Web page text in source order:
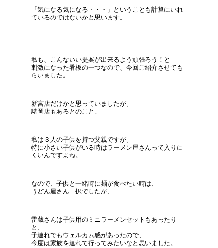
「気になる気になる・・・」ということも計算にいれ
ているのではないかと思います。
私も、こんないい提案が出来るよう頑張ろう！と
刺激になった看板の一つなので、今回ご紹介させても
らいました。
新宮店だけかと思っていましたが、
諸岡店もあるとのこと。
私は３人の子供を持つ父親ですが、
特に小さい子供がいる時はラーメン屋さんって入りに
くいんですよね。
なので、子供と一緒時に麺が食べたい時は、
うどん屋さん一択でしたが、
雷蔵さんは子供用のミニラーメンセットもあったり
と、
子連れでもウェルカム感があったので、
今度は家族を連れて行ってみたいなと思いました。